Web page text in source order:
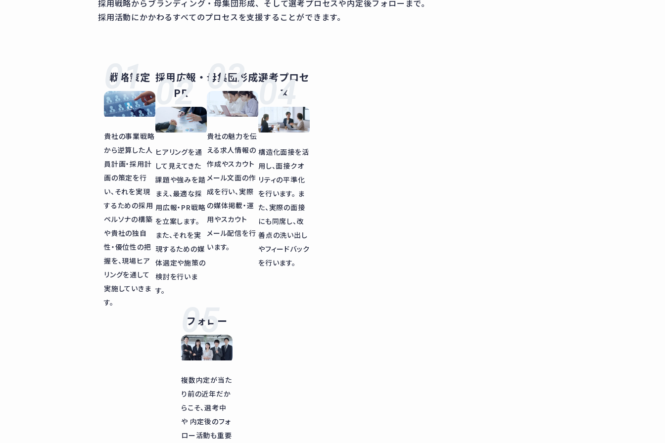
採用戦略からブランディング・母集団形成、そして選考プロセスや内定後フォローまで。
採用活動にかかわるすべてのプロセスを支援することができます。
戦略策定
貴社の事業戦略
から逆算した人
員計画・採用計
画の策定を行
い、それを実現
するための採用
ペルソナの構築
や貴社の独自
性・優位性の把
握を、現場ヒア
リングを通して
実施していきま
す。
採用広報・
PR
ヒアリングを通
して見えてきた
課題や強みを踏
まえ、最適な採
用広報・PR戦略
を立案します。
また、それを実
現するための媒
体選定や施策の
検討を行いま
す。
母集団形成
貴社の魅力を伝
える求人情報の
作成やスカウト
メール文面の作
成を行い、実際
の媒体掲載・運
用やスカウト
メール配信を行
います。
選考プロセ
ス
構造化面接を活
用し、面接クオ
リティの平準化
を行います。 ま
た、実際の面接
にも同席し、改
善点の洗い出し
やフィードバック
を行います。
フォロー
複数内定が当た
り前の近年だか
らこそ、選考中
や 内定後のフォ
ロー活動も重要